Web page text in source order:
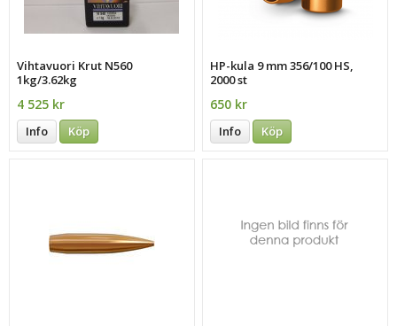
Vihtavuori Krut N560
1kg/3.62kg
4 525 kr
Info Köp
HP-kula 9 mm 356/100 HS,
2000 st
650 kr
Info Köp